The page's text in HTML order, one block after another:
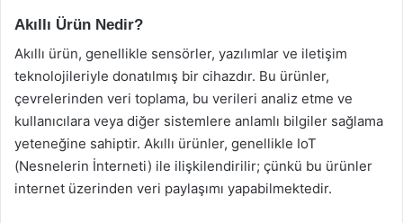
Akıllı Ürün Nedir?
Akıllı ürün, genellikle sensörler, yazılımlar ve iletişim
teknolojileriyle donatılmış bir cihazdır. Bu ürünler,
çevrelerinden veri toplama, bu verileri analiz etme ve
kullanıcılara veya diğer sistemlere anlamlı bilgiler sağlama
yeteneğine sahiptir. Akıllı ürünler, genellikle IoT
(Nesnelerin İnterneti) ile ilişkilendirilir; çünkü bu ürünler
internet üzerinden veri paylaşımı yapabilmektedir.